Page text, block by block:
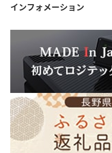
インフォメーション